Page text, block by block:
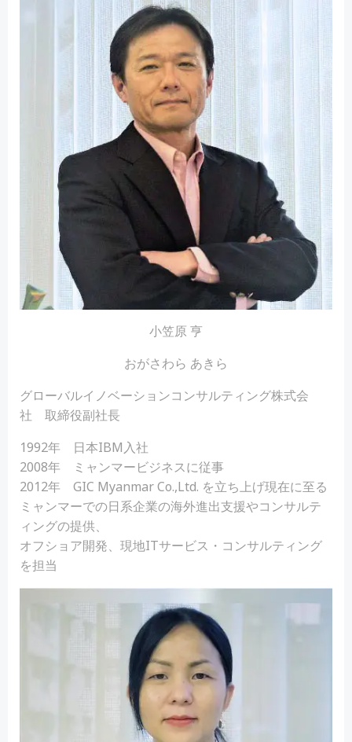
小笠原 亨
おがさわら あきら
グローバルイノベーションコンサルティング株式会
社 取締役副社長
1992年 日本IBM入社
2008年 ミャンマービジネスに従事
2012年 GIC Myanmar Co.,Ltd. を立ち上げ現在に至る
ミャンマーでの日系企業の海外進出支援やコンサルテ
ィングの提供、
オフショア開発、現地ITサービス・コンサルティング
を担当